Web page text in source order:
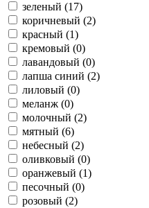
зеленый (17)
коричневый (2)
красный (1)
кремовый (0)
лавандовый (0)
лапша синий (2)
лиловый (0)
меланж (0)
молочный (2)
мятный (6)
небесный (2)
оливковый (0)
оранжевый (1)
песочный (0)
розовый (2)